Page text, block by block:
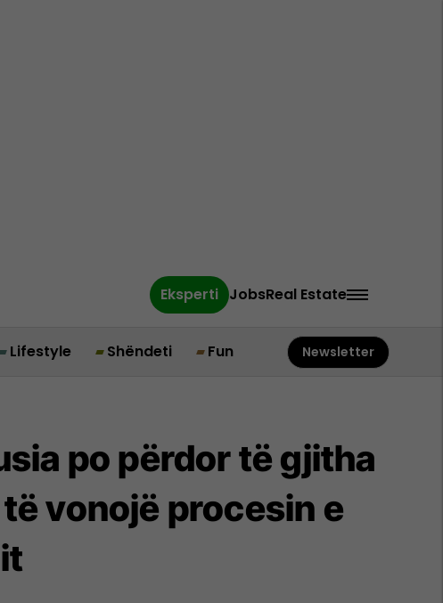
Eksperti JobsReal Estate
Lifestyle Shëndeti Fun Newsletter
po përdor të gjitha
vonojë procesin e